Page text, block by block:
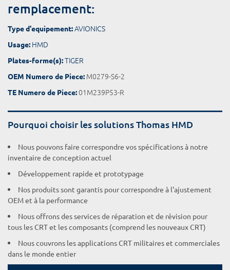
remplacement:
Type d'equipement:AVIONICS
Usage: HMD
Plates-forme(s):TIGER
OEM Numero de Piece: M0279-S6-2
TE Numero de Piece:01M239P53-R
Pourquoi choisir les solutions Thomas HMD
Nous pouvons faire correspondre vos spécifications à notre
inventaire de conception actuel
Développement rapide et prototypage
Nos produits sont garantis pour correspondre à l'ajustement
OEM et à la performance
Nous offrons des services de réparation et de révision pour
tous les CRT et les composants (comprend les nouveaux CRT)
Nous couvrons les applications CRT militaires et commerciales
dans le monde entier